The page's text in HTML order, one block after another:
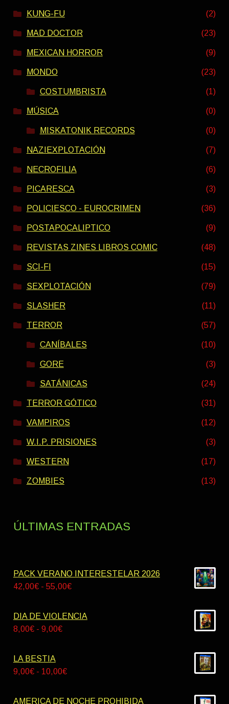
KUNG-FU (2)
MAD DOCTOR (23)
MEXICAN HORROR (9)
MONDO (23)
COSTUMBRISTA (1)
MÚSICA (0)
MISKATONIK RECORDS (0)
NAZIEXPLOTACIÓN (7)
NECROFILIA (6)
PICARESCA (3)
POLICIESCO - EUROCRIMEN (36)
POSTAPOCALIPTICO (9)
REVISTAS ZINES LIBROS COMIC (48)
SCI-FI (15)
SEXPLOTACIÓN (79)
SLASHER (11)
TERROR (57)
CANÍBALES (10)
GORE (3)
SATÁNICAS (24)
TERROR GÓTICO (31)
VAMPIROS (12)
W.I.P. PRISIONES (3)
WESTERN (17)
ZOMBIES (13)
ÚLTIMAS ENTRADAS
PACK VERANO INTERESTELAR 2026
42,00€ - 55,00€Rango
precios:
DIA DE VIOLENCIA
8,00€ - 9,00€Rango
desde
LA BESTIA
9,00€ - 10,00€Rango
precios:
AMERICA DE NOCHE PROHIBIDA